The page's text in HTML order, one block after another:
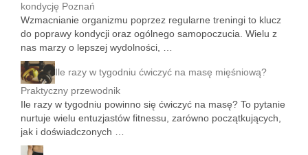
kondycję Poznań
Wzmacnianie organizmu poprzez regularne treningi to klucz
do poprawy kondycji oraz ogólnego samopoczucia. Wielu z
nas marzy o lepszej wydolności, …
Ile razy w tygodniu ćwiczyć na masę mięśniową?
Praktyczny przewodnik
Ile razy w tygodniu powinno się ćwiczyć na masę? To pytanie
nurtuje wielu entuzjastów fitnessu, zarówno początkujących,
jak i doświadczonych …